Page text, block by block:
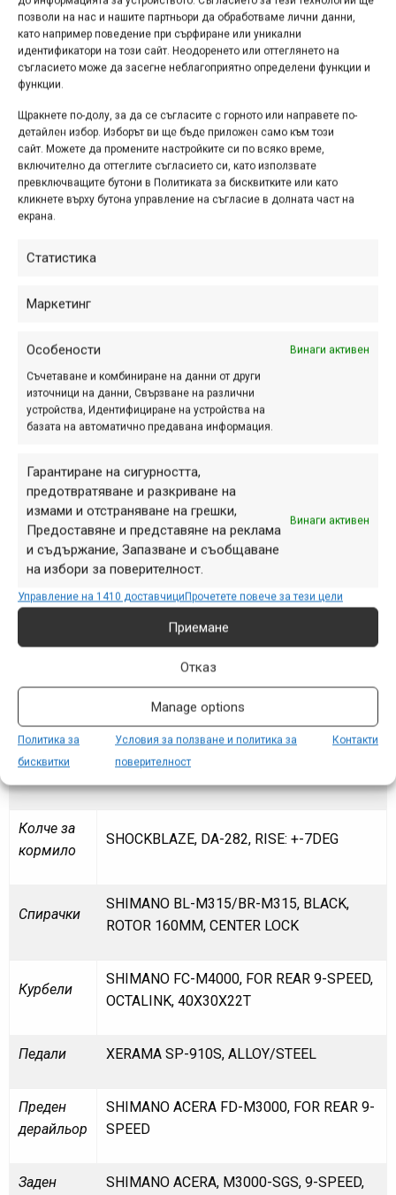
позволи на нас и нашите партньори да обработваме лични данни,
като например поведение при сърфиране или уникални
идентификатори на този сайт. Неодоренето или оттеглянето на
съгласието може да засегне неблагоприятно определени функции и
функции.
Щракнете по-долу, за да се съгласите с горното или направете по-
детайлен избор. Изборът ви ще бъде приложен само към този
сайт. Можете да промените настройките си по всяко време,
включително да оттеглите съгласието си, като използвате
превключващите бутони в Политиката за бисквитките или като
кликнете върху бутона управление на съгласие в долната част на
екрана.
Статистика
Маркетинг
Особености Винаги активен
Съчетаване и комбиниране на данни от други
източници на данни, Свързване на различни
устройства, Идентифициране на устройства на
базата на автоматично предавана информация.
Гарантиране на сигурността,
предотвратяване и разкриване на
измами и отстраняване на грешки,
Предоставяне и представяне на реклама
и съдържание, Запазване и съобщаване
на избори за поверителност.
Винаги активен
Управление на 1410 доставчициПрочетете повече за тези цели
Приемане
Отказ
Manage options
Политика за
бисквитки
Условия за ползване и политика за
поверителност
Контакти
R5 27.5”
Техническа спецификация
Рамка
ALLOY, DOUBLE BUTTED TUBING, SMOOTH
WELDING, INNER CABLE ROUTING
Вилка
SUNTOUR XCM RL, TRAVEL: 100, REMOTE
SHOCKBLAZE, H156EM, 1-1/8″-1.5″
Кормило
Колче за
кормило
SHOCKBLAZE, DA-282, RISE: +-7DEG
Спирачки
SHIMANO BL-M315/BR-M315, BLACK,
ROTOR 160MM, CENTER LOCK
Курбели
SHIMANO FC-M4000, FOR REAR 9-SPEED,
OCTALINK, 40X30X22T
Педали XERAMA SP-910S, ALLOY/STEEL
Преден
дерайльор
SHIMANO ACERA FD-M3000, FOR REAR 9-
SPEED
Заден
SHIMANO ACERA, M3000-SGS, 9-SPEED,